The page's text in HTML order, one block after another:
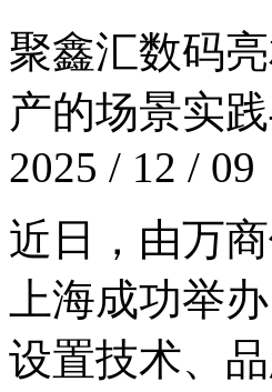
聚鑫汇数码亮
产的场景实
2025 / 12 / 09
近日，由
上海成功举
设置技术、品